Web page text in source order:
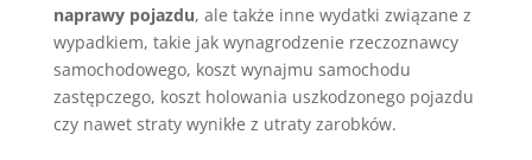
naprawy pojazdu, ale także inne wydatki związane z
wypadkiem, takie jak wynagrodzenie rzeczoznawcy
samochodowego, koszt wynajmu samochodu
zastępczego, koszt holowania uszkodzonego pojazdu
czy nawet straty wynikłe z utraty zarobków.